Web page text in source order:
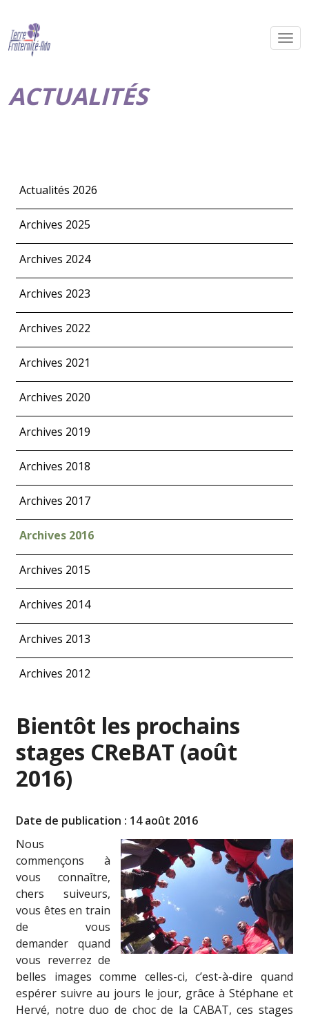
ACTUALITÉS
Actualités 2026
Archives 2025
Archives 2024
Archives 2023
Archives 2022
Archives 2021
Archives 2020
Archives 2019
Archives 2018
Archives 2017
Archives 2016
Archives 2015
Archives 2014
Archives 2013
Archives 2012
Bientôt les prochains
stages CReBAT (août
2016)
Date de publication : 14 août 2016
Nous
commençons à
vous connaître,
chers suiveurs,
vous êtes en train
de vous
demander quand
vous reverrez de
belles images comme celles-ci, c’est-à-dire quand
espérer suivre au jours le jour, grâce à Stéphane et
Hervé, notre duo de choc de la CABAT, ces stages